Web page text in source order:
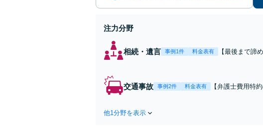
注力分野
相続・遺言 事例1件 料金表有
【最後まで諦
能。【JR千葉
交通事故 事例2件 料金表有
【弁護士費用特
他1分野を表示